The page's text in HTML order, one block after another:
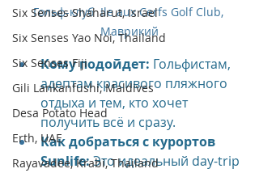
Six Senses Shaharut, Israel
Six Senses Yao Noi, Thailand
Six Senses Fiji
Gili Lankanfushi, Maldives
Desa Potato Head
Erth, UAE
Rayavadee, Krabi, Thailand
Гольф-клуб  Ile aux Cerfs Golf Club,
Маврикий
Кому подойдет: Гольфистам,
адептам красивого пляжного
отдыха и тем, кто хочет
получить всё и сразу.
Как добраться с курортов
Sunlife: Это идеальный day-trip